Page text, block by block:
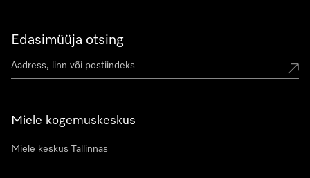
Edasimüüja otsing
Miele kogemuskeskus
Miele keskus Tallinnas